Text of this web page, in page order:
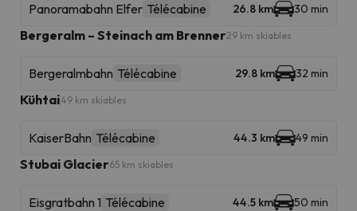
Panoramabahn Elfer Télécabine 26.8 km 30 min
Bergeralm – Steinach am Brenner29 km skiables
Bergeralmbahn Télécabine 29.8 km 32 min
Kühtai49 km skiables
KaiserBahn Télécabine 44.3 km 49 min
Stubai Glacier65 km skiables
Eisgratbahn 1 Télécabine 44.5 km 50 min